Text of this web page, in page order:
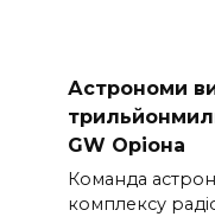
Астрономи
GW Оріона
Команда
комплексу